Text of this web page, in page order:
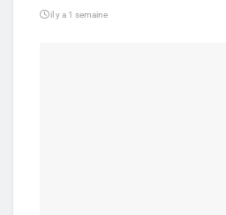
il y a 1 semaine